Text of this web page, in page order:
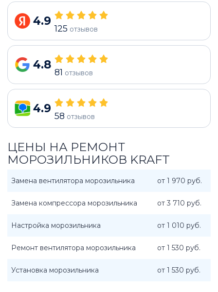
4.9
125 отзывов
4.8
81 отзывов
4.9
58 отзывов
ЦЕНЫ НА РЕМОНТ
МОРОЗИЛЬНИКОВ KRAFT
Замена вентилятора морозильника от 1 970 руб.
Замена компрессора морозильника от 3 710 руб.
Настройка морозильника от 1 010 руб.
Ремонт вентилятора морозильника от 1 530 руб.
Установка морозильника от 1 530 руб.